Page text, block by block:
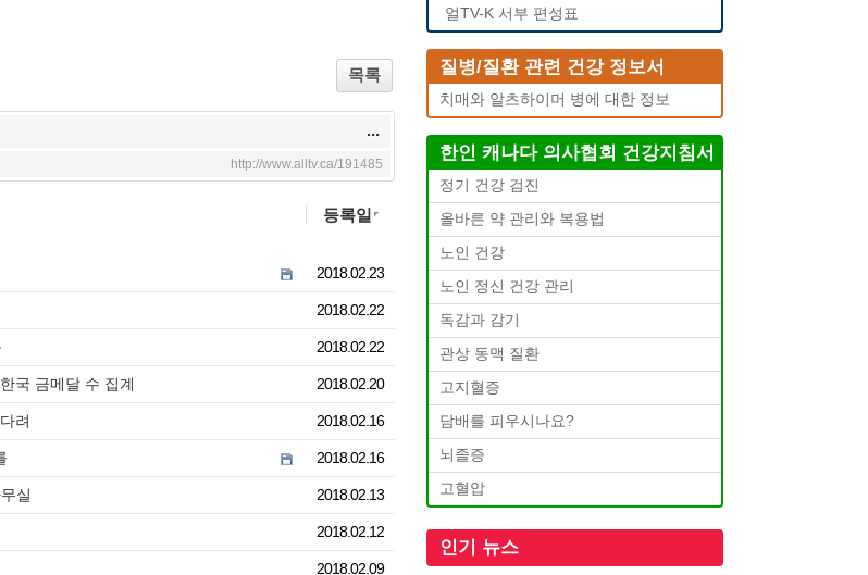
목록
...
http://www.alltv.ca/191485
등록일
2018.02.23
2018.02.22
2018.02.22
국 금메달 수 집계 2018.02.20
려 2018.02.16
2018.02.16
실 2018.02.13
2018.02.12
2018.02.09
얼TV-K 서부 편성표
질병/질환 관련 건강 정보서
치매와 알츠하이머 병에 대한 정보
한인 캐나다 의사협회 건강지침서
정기 건강 검진
올바른 약 관리와 복용법
노인 건강
노인 정신 건강 관리
독감과 감기
관상 동맥 질환
고지혈증
담배를 피우시나요?
뇌졸증
고혈압
인기 뉴스